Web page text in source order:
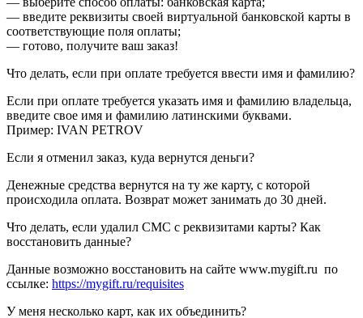
— введите реквизиты своей виртуальной банковской карты в
соответствующие поля оплаты;
— готово, получите ваш заказ!
Что делать, если при оплате требуется ввести имя и фамилию?
Если при оплате требуется указать имя и фамилию владельца,
введите свое имя и фамилию латинскими буквами.
Пример: IVAN PETROV
Если я отменил заказ, куда вернутся деньги?
Денежные средства вернутся на ту же карту, с которой
происходила оплата. Возврат может занимать до 30 дней.
Что делать, если удалил СМС с реквизитами карты? Как
восстановить данные?
Данные возможно восстановить на сайте www.mygift.ru по
ссылке: https://mygift.ru/requisites
У меня несколько карт, как их объединить?